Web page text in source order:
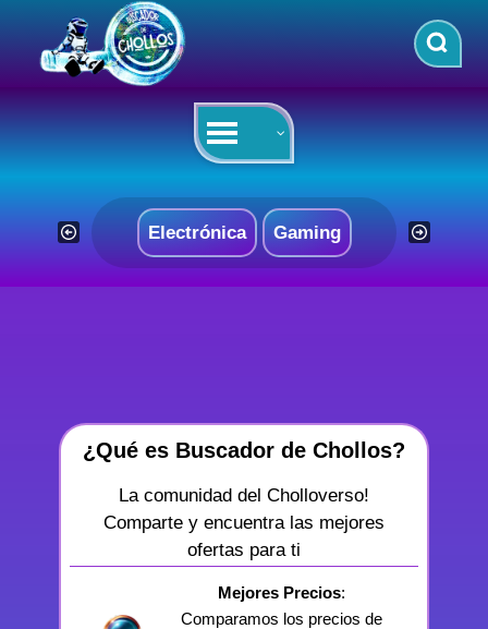
contenido
Electrónica Gaming
¿Qué es Buscador de Chollos?
La comunidad del Cholloverso!
Comparte y encuentra las mejores
ofertas para ti
Mejores Precios:
Comparamos los precios de